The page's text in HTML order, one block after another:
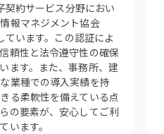
契約サービス分野におい
報マネジメント協会
ています。この認証によ
頼性と法令遵守性の確保
ます。また、事務所、建
業種での導入実績を持
る柔軟性を備えている点
の要素が、安心してご利
います。